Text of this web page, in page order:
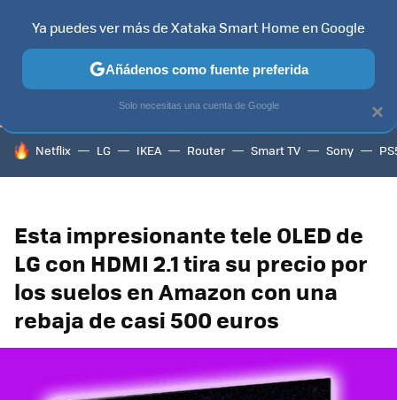
TELEVISORES CONTENIDOS SMART TV SELECCIÓN
HOY SE HABLA DE
Netflix LG IKEA Router Smart TV Sony
Esta impresionante tele OLED de
LG con HDMI 2.1 tira su precio por
los suelos en Amazon con una
rebaja de casi 500 euros
×
Ya puedes ver más de Xataka Smart Home en Google
Añádenos como fuente preferida
Solo necesitas una cuenta de Google